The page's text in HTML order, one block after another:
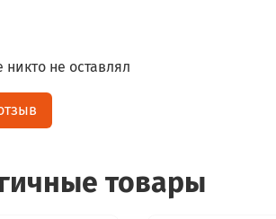
не оставлял
товары